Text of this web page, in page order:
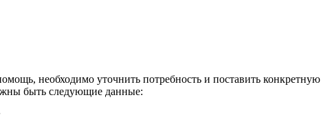
необходимо уточнить потребность и поставить
быть следующие данные: